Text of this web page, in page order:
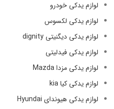
لوازم یدکی خودرو
لوازم یدکی لکسوس
لوازم یدکی دیگنیتی dignity
لوازم یدکی فیدلیتی
لوازم یدکی مزدا Mazda
لوازم یدکی کیا kia
لوازم یدکی هیوندای Hyundai